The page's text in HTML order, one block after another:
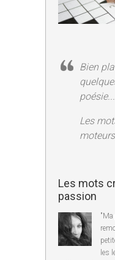
Bien
poésie...
Les
Les mots
passion
les